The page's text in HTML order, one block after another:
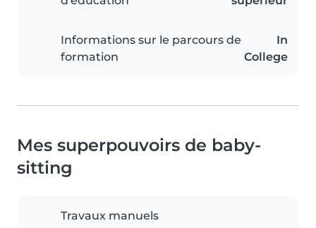
Informations sur le parcours de
formation
In
College
Mes superpouvoirs de baby-
sitting
Travaux manuels